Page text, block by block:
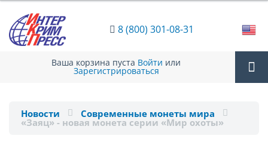
8 (800) 301-08-31
Ваша корзина пуста Войти или
Зарегистрироваться
Новости Современные монеты мира
«Заяц» - новая монета серии «Мир охоты»